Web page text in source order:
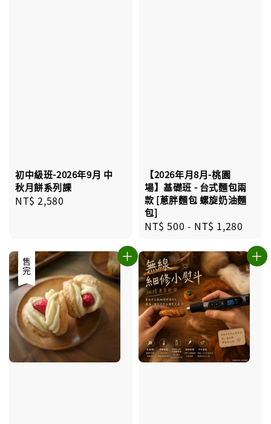
初中級班-2026年9月 中
秋月餅系列課
Regular
NT$ 2,580
【2026年月8月-桃園
場】基礎班 - 台式麵包兩
款 [蔥胖麵包 螺旋奶油麵
包]
Regular
NT$ 500 - NT$ 1,280
售完